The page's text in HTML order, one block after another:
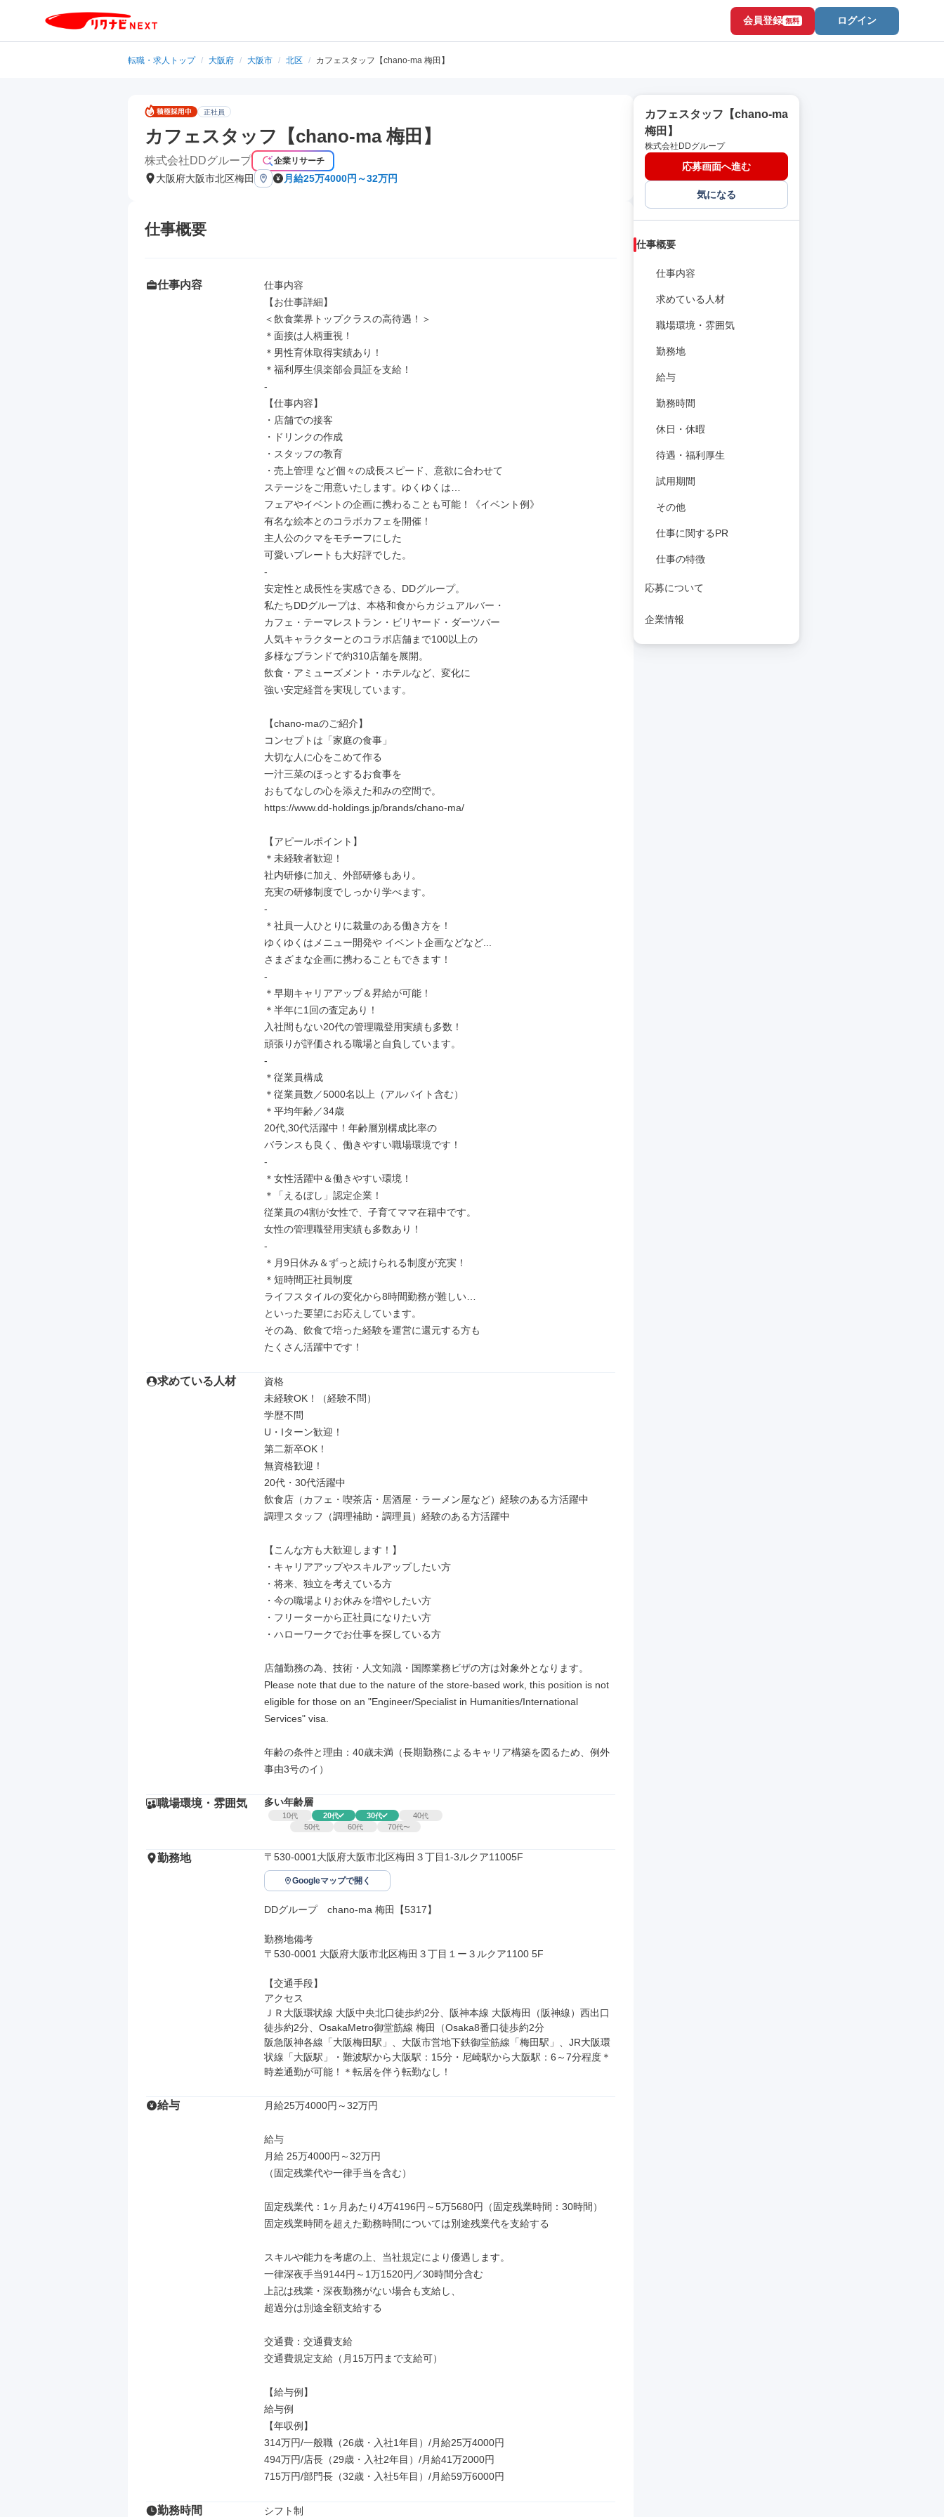
会員登録 無料 ログイン
転職・求人トップ / 大阪府 / 大阪市 / 北区 / カフェスタッフ【chano-ma 梅田】
正社員
カフェスタッフ【chano-ma 梅田】
株式会社DDグループ 企業リサーチ
大阪府大阪市北区梅田 月給25万4000円～32万円
仕事概要
仕事内容
仕事内容
【お仕事詳細】
＜飲食業界トップクラスの高待遇！＞
＊面接は人柄重視！
＊男性育休取得実績あり！
＊福利厚生倶楽部会員証を支給！
-
【仕事内容】
・店舗での接客
・ドリンクの作成
・スタッフの教育
・売上管理 など個々の成長スピード、意欲に合わせて
ステージをご用意いたします。ゆくゆくは…
フェアやイベントの企画に携わることも可能！《イベント例》
有名な絵本とのコラボカフェを開催！
主人公のクマをモチーフにした
可愛いプレートも大好評でした。
-
安定性と成長性を実感できる、DDグループ。
私たちDDグループは、本格和食からカジュアルバー・
カフェ・テーマレストラン・ビリヤード・ダーツバー
人気キャラクターとのコラボ店舗まで100以上の
多様なブランドで約310店舗を展開。
飲食・アミューズメント・ホテルなど、変化に
強い安定経営を実現しています。
【chano-maのご紹介】
コンセプトは「家庭の食事」
大切な人に心をこめて作る
一汁三菜のほっとするお食事を
おもてなしの心を添えた和みの空間で。
https://www.dd-holdings.jp/brands/chano-ma/
【アピールポイント】
＊未経験者歓迎！
社内研修に加え、外部研修もあり。
充実の研修制度でしっかり学べます。
-
＊社員一人ひとりに裁量のある働き方を！
ゆくゆくはメニュー開発や イベント企画などなど...
さまざまな企画に携わることもできます！
-
＊早期キャリアアップ＆昇給が可能！
＊半年に1回の査定あり！
入社間もない20代の管理職登用実績も多数！
頑張りが評価される職場と自負しています。
-
＊従業員構成
＊従業員数／5000名以上（アルバイト含む）
＊平均年齢／34歳
20代,30代活躍中！年齢層別構成比率の
バランスも良く、働きやすい職場環境です！
-
＊女性活躍中＆働きやすい環境！
＊「えるぼし」認定企業！
従業員の4割が女性で、子育てママ在籍中です。
女性の管理職登用実績も多数あり！
-
＊月9日休み＆ずっと続けられる制度が充実！
＊短時間正社員制度
ライフスタイルの変化から8時間勤務が難しい…
といった要望にお応えしています。
その為、飲食で培った経験を運営に還元する方も
たくさん活躍中です！
求めている人材
資格
未経験OK！（経験不問）
学歴不問
U・Iターン歓迎！
第二新卒OK！
無資格歓迎！
20代・30代活躍中
飲食店（カフェ・喫茶店・居酒屋・ラーメン屋など）経験のある方活躍中
調理スタッフ（調理補助・調理員）経験のある方活躍中
【こんな方も大歓迎します！】
・キャリアアップやスキルアップしたい方
・将来、独立を考えている方
・今の職場よりお休みを増やしたい方
・フリーターから正社員になりたい方
・ハローワークでお仕事を探している方
店舗勤務の為、技術・人文知識・国際業務ビザの方は対象外となります。
Please note that due to the nature of the store-based work, this position is not
eligible for those on an "Engineer/Specialist in Humanities/International
Services" visa.
年齢の条件と理由：40歳未満（長期勤務によるキャリア構築を図るため、例外
事由3号のイ）
職場環境・雰囲気 多い年齢層
10代 20代 30代 40代
50代 60代 70代〜
勤務地 〒530-0001大阪府大阪市北区梅田３丁目1-3ルクア11005F
Googleマップで開く
DDグループ　chano-ma 梅田【5317】
勤務地備考
〒530-0001 大阪府大阪市北区梅田３丁目１ー３ルクア1100 5F
【交通手段】
アクセス
ＪＲ大阪環状線 大阪中央北口徒歩約2分、阪神本線 大阪梅田（阪神線）西出口
徒歩約2分、OsakaMetro御堂筋線 梅田（Osaka8番口徒歩約2分
阪急阪神各線「大阪梅田駅」、大阪市営地下鉄御堂筋線「梅田駅」、JR大阪環
状線「大阪駅」・難波駅から大阪駅：15分・尼崎駅から大阪駅：6～7分程度＊
時差通勤が可能！＊転居を伴う転勤なし！
給与 月給25万4000円～32万円
給与
月給 25万4000円～32万円
（固定残業代や一律手当を含む）
固定残業代：1ヶ月あたり4万4196円～5万5680円（固定残業時間：30時間）
固定残業時間を超えた勤務時間については別途残業代を支給する
スキルや能力を考慮の上、当社規定により優遇します。
一律深夜手当9144円～1万1520円／30時間分含む
上記は残業・深夜勤務がない場合も支給し、
超過分は別途全額支給する
交通費：交通費支給
交通費規定支給（月15万円まで支給可）
【給与例】
給与例
【年収例】
314万円/一般職（26歳・入社1年目）/月給25万4000円
494万円/店長（29歳・入社2年目）/月給41万2000円
715万円/部門長（32歳・入社5年目）/月給59万6000円
勤務時間 シフト制
カフェスタッフ【chano-ma
梅田】
株式会社DDグループ
応募画面へ進む
気になる
仕事概要
仕事内容
求めている人材
職場環境・雰囲気
勤務地
給与
勤務時間
休日・休暇
待遇・福利厚生
試用期間
その他
仕事に関するPR
仕事の特徴
応募について
企業情報